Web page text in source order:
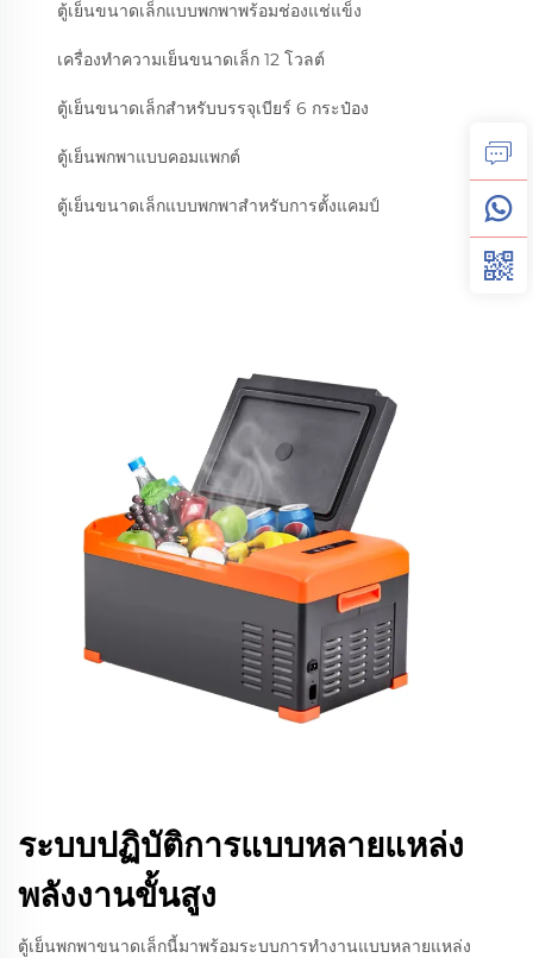
ตู้เย็นขนาดเล็กแบบพกพาพร้อมช่องแช่แข็ง
เครื่องทำความเย็นขนาดเล็ก 12 โวลต์
ตู้เย็นขนาดเล็กสำหรับบรรจุเบียร์ 6 กระป๋อง
ตู้เย็นพกพาแบบคอมแพกต์
ตู้เย็นขนาดเล็กแบบพกพาสำหรับการตั้งแคมป์
ระบบปฏิบัติการแบบหลายแหล่ง
พลังงานขั้นสูง
ตู้เย็นพกพาขนาดเล็กนี้มาพร้อมระบบการทำงานแบบหลายแหล่ง